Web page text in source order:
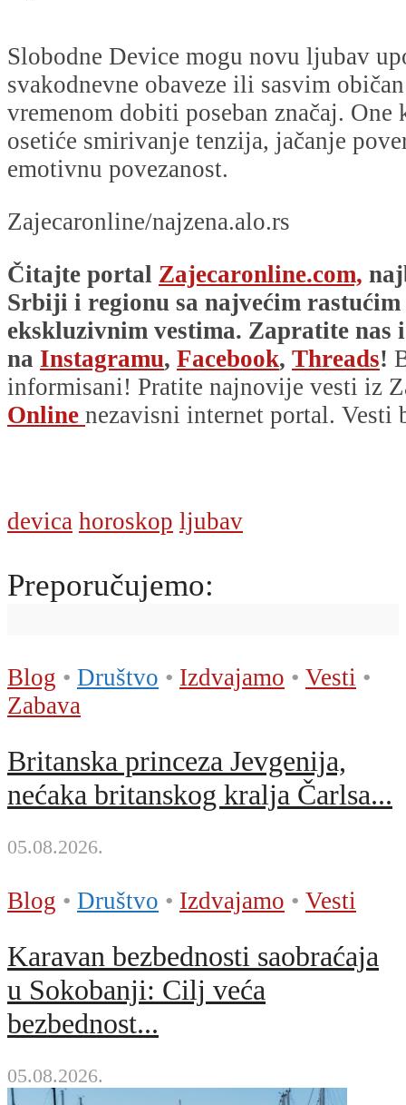
Slobodne Device mogu novu ljubav
svakodnevne obaveze ili sasvim
vremenom dobiti poseban značaj. One
osetiće smirivanje tenzija, jačanje
emotivnu povezanost.
Zajecaronline/najzena.alo.rs
Čitajte portal Zajecaronline.com,
Srbiji i regionu sa najvećim
ekskluzivnim vestima. Zapratite nas i
na Instagramu, Facebook, Threads!
informisani! Pratite najnovije vesti iz
Online nezavisni internet portal. Vesti
devica horoskop ljubav
Preporučujemo:
Blog • Društvo • Izdvajamo • Vesti •
Zabava
Britanska princeza Jevgenija,
nećaka britanskog kralja Čarlsa...
05.08.2026.
Blog • Društvo • Izdvajamo • Vesti
Karavan bezbednosti saobraćaja
u Sokobanji: Cilj veća
bezbednost...
05.08.2026.